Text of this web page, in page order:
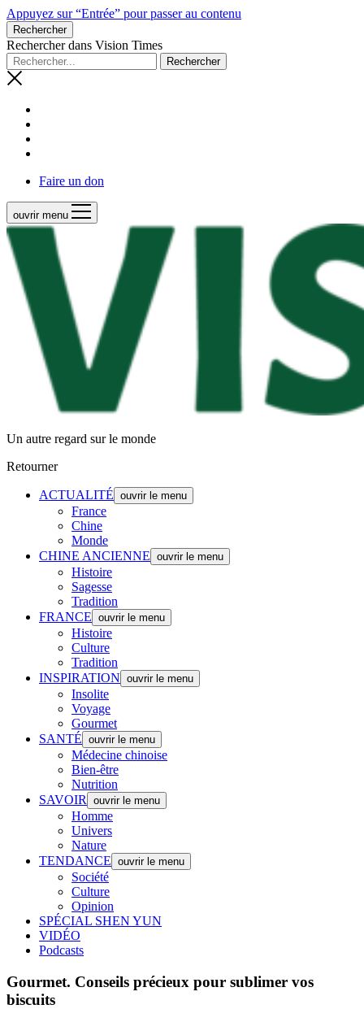
Appuyez sur “Entrée” pour passer au contenu
Rechercher
Rechercher dans Vision Times
Faire un don
ouvrir menu
Un autre regard sur le monde
Retourner
ACTUALITÉ ouvrir le menu
France
Chine
Monde
CHINE ANCIENNE ouvrir le menu
Histoire
Sagesse
Tradition
FRANCE ouvrir le menu
Histoire
Culture
Tradition
INSPIRATION ouvrir le menu
Insolite
Voyage
Gourmet
SANTÉ ouvrir le menu
Médecine chinoise
Bien-être
Nutrition
SAVOIR
ouvrir le menu
Homme
Univers
Nature
TENDANCE ouvrir le menu
Société
Culture
Opinion
SPÉCIAL SHEN YUN
VIDÉO
Podcasts
Gourmet. Conseils précieux pour sublimer vos
biscuits